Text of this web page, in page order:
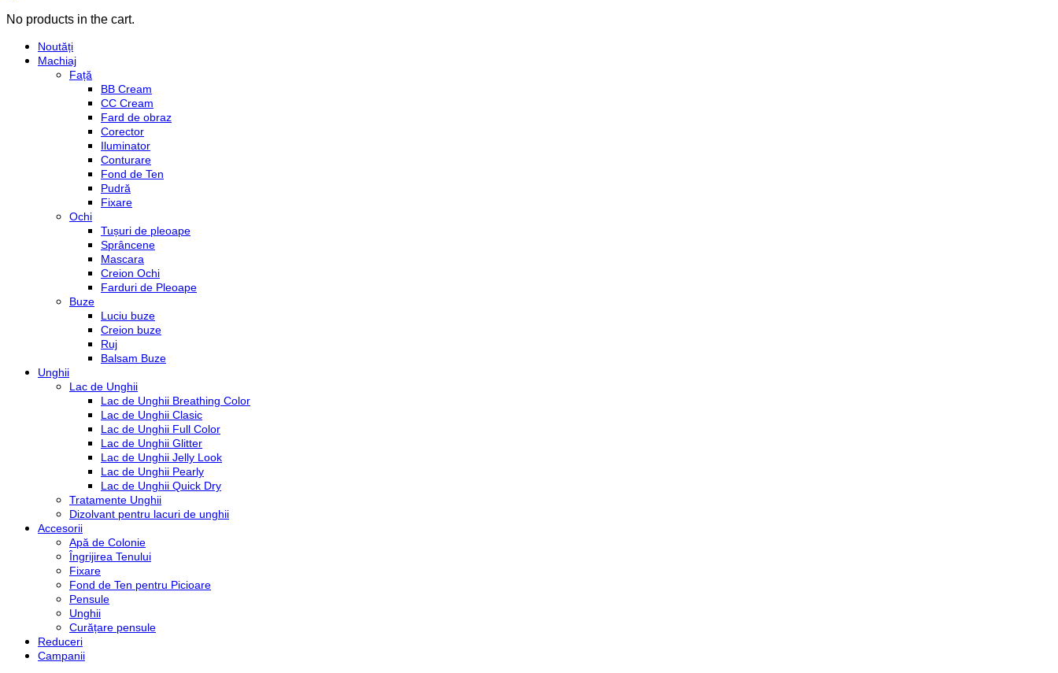
No products in the cart.
Noutăți
Machiaj
Față
BB Cream
CC Cream
Fard de obraz
Corector
Iluminator
Conturare
Fond de Ten
Pudră
Fixare
Ochi
Tușuri de pleoape
Sprâncene
Mascara
Creion Ochi
Farduri de Pleoape
Buze
Luciu buze
Creion buze
Ruj
Balsam Buze
Unghii
Lac de Unghii
Lac de Unghii Breathing Color
Lac de Unghii Clasic
Lac de Unghii Full Color
Lac de Unghii Glitter
Lac de Unghii Jelly Look
Lac de Unghii Pearly
Lac de Unghii Quick Dry
Tratamente Unghii
Dizolvant pentru lacuri de unghii
Accesorii
Apă de Colonie
Îngrijirea Tenului
Fixare
Fond de Ten pentru Picioare
Pensule
Unghii
Curățare pensule
Reduceri
Campanii